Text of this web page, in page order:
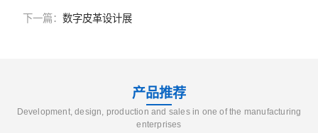
下一篇： 数字皮革设计展
产品推荐
Development, design, production and sales in one of the manufacturing
enterprises